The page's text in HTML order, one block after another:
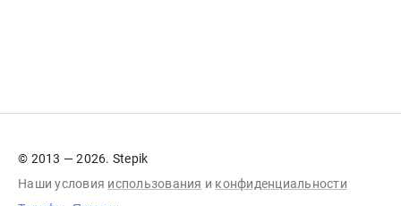
© 2013 — 2026. Stepik
Наши условия использования и конфиденциальности